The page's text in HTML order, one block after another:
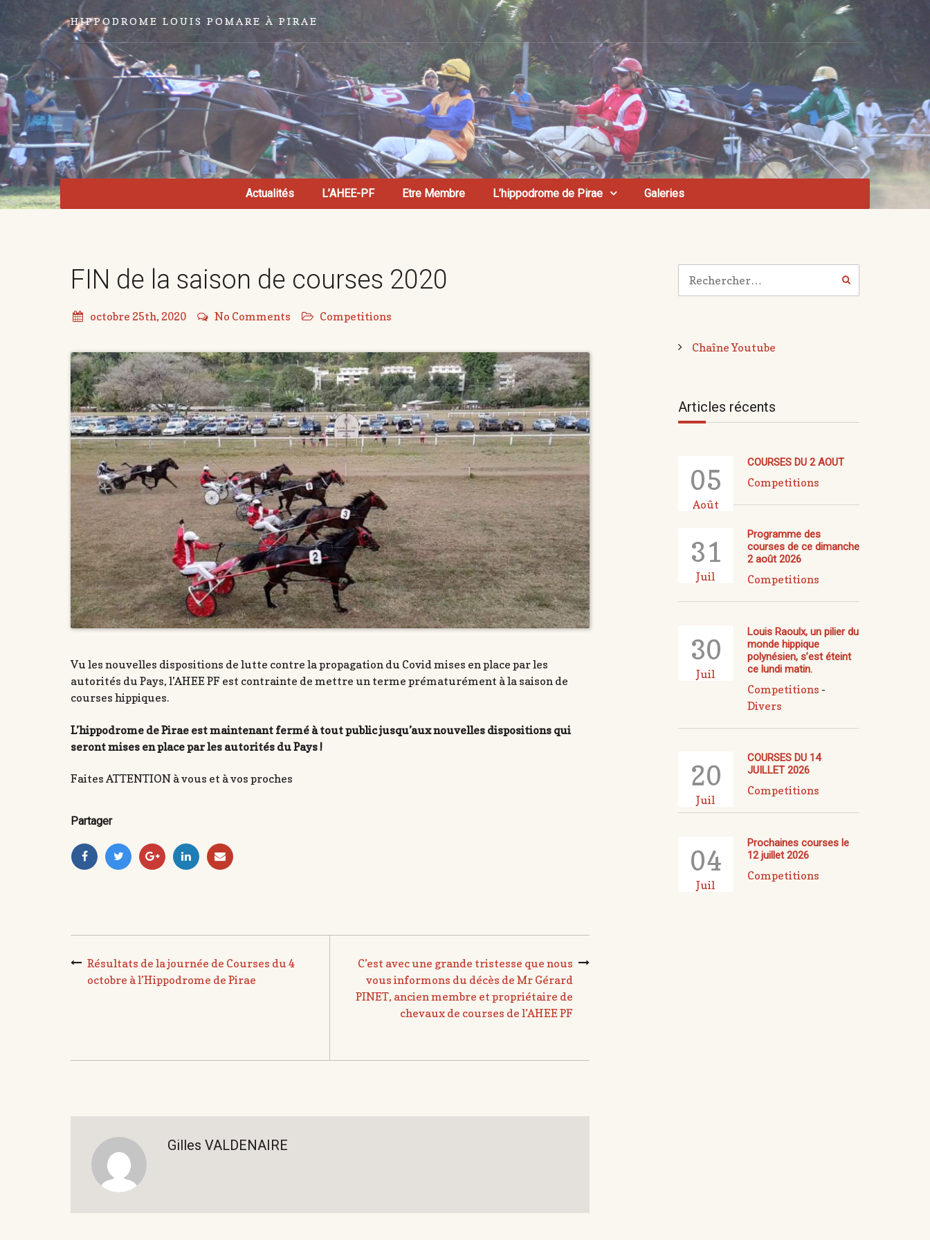
HIPPODROME LOUIS POMARE À PIRAE
Actualités L’AHEE-PF Etre Membre L’hippodrome de Pirae Galeries
FIN de la saison de courses 2020
octobre 25th, 2020 No Comments Competitions
Vu les nouvelles dispositions de lutte contre la propagation du Covid mises en place par les
autorités du Pays, l’AHEE PF est contrainte de mettre un terme prématurément à la saison de
courses hippiques.
L’hippodrome de Pirae est maintenant fermé à tout public jusqu’aux nouvelles dispositions qui
seront mises en place par les autorités du Pays !
Faites ATTENTION à vous et à vos proches
Partager
Résultats de la journée de Courses du 4
octobre à l’Hippodrome de Pirae
C’est avec une grande tristesse que nous
vous informons du décès de Mr Gérard
PINET, ancien membre et propriétaire de
chevaux de courses de l’AHEE PF
Gilles VALDENAIRE
Chaîne Youtube
Articles récents
05
Août
COURSES DU 2 AOUT
Competitions
31
Juil
Programme des
courses de ce dimanche
2 août 2026
Competitions
30
Juil
Louis Raoulx, un pilier du
monde hippique
polynésien, s’est éteint
ce lundi matin.
Competitions -
Divers
20
Juil
COURSES DU 14
JUILLET 2026
Competitions
04
Juil
Prochaines courses le
12 juillet 2026
Competitions